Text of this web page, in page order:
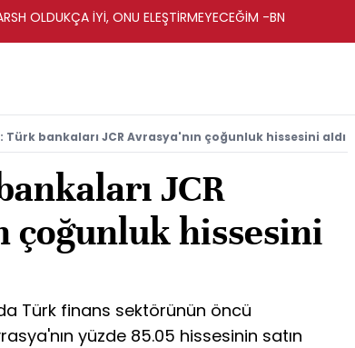
OLDUKÇA İYİ, ONU ELEŞTİRMEYECEĞİM -BN
Türk bankaları JCR Avrasya'nın çoğunluk hissesini aldı
JCR
çoğunluk hissesini
Türk finans sektörünün öncü
yüzde 85.05 hissesinin satın